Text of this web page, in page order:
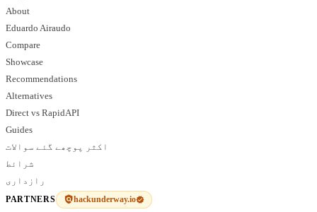
About
Eduardo Airaudo
Compare
Showcase
Recommendations
Alternatives
Direct vs RapidAPI
Guides
اکثر پوچھے گئے سوالات
شرائط
رازداری
PARTNERS hackunderway.io